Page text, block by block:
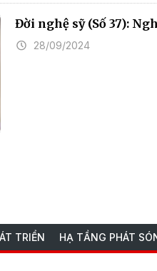
Đời nghệ sỹ (Số 37):
28/09/2024
TRIỂN HẠ TẦNG PHÁT